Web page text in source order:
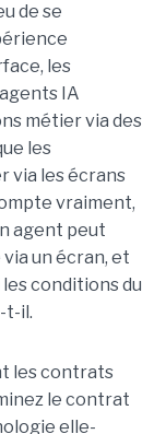
de se
les
IA
métier via des
les
via les écrans
vraiment,
agent peut
un écran, et
les conditions du
t-il.
les contrats
le contrat
elle-